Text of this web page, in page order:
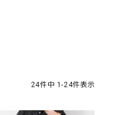
10t'ena (トテナ)
24件中 1-24件表示